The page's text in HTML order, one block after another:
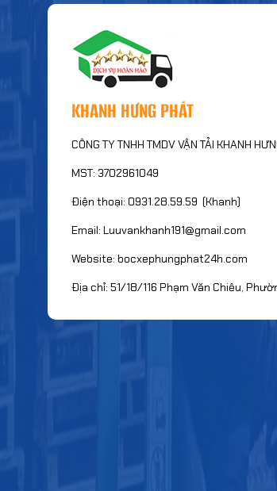
KHANH HƯNG PHÁT
CÔNG TY TNHH TMDV VẬN TẢI KHANH
MST: 3702961049
Điện thoại: 0931.28.59.59 (Khanh)
Email: Luuvankhanh191@gmail.com
Website: bocxephungphat24h.com
Địa chỉ: 51/18/116 Phạm Văn Chiêu,